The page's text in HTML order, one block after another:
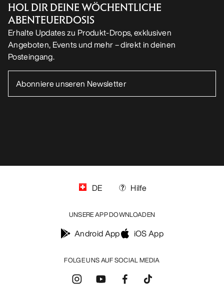
HOL DIR DEINE WÖCHENTLICHE
ABENTEUERDOSIS
Erhalte Updates zu Produkt-Drops, exklusiven
Angeboten, Events und mehr – direkt in deinen
Posteingang.
FOLGE UNS AUF SOCIAL MEDIA
DE Hilfe
UNSERE APP DOWNLOADEN
Android App iOS App